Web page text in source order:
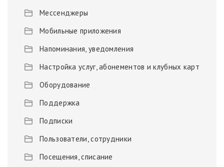
Мессенджеры
Мобильные приложения
Напоминания, уведомления
Настройка услуг, абонементов и клубных карт
Оборудование
Поддержка
Подписки
Пользователи, сотрудники
Посещения, списание